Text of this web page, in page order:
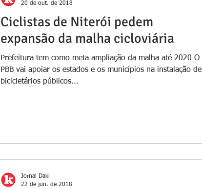
Ciclistas de Niterói pedem
expansão da malha cicloviária
Prefeitura tem como meta ampliação da malha até 2020 O
PBB vai apoiar os estados e os municípios na instalação de
bicicletários públicos...
20 de out. de 2018
Jornal Daki
22 de jun. de 2018